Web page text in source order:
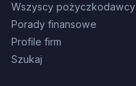
Wszyscy pożyczkodawcy
Porady finansowe
Profile firm
Szukaj